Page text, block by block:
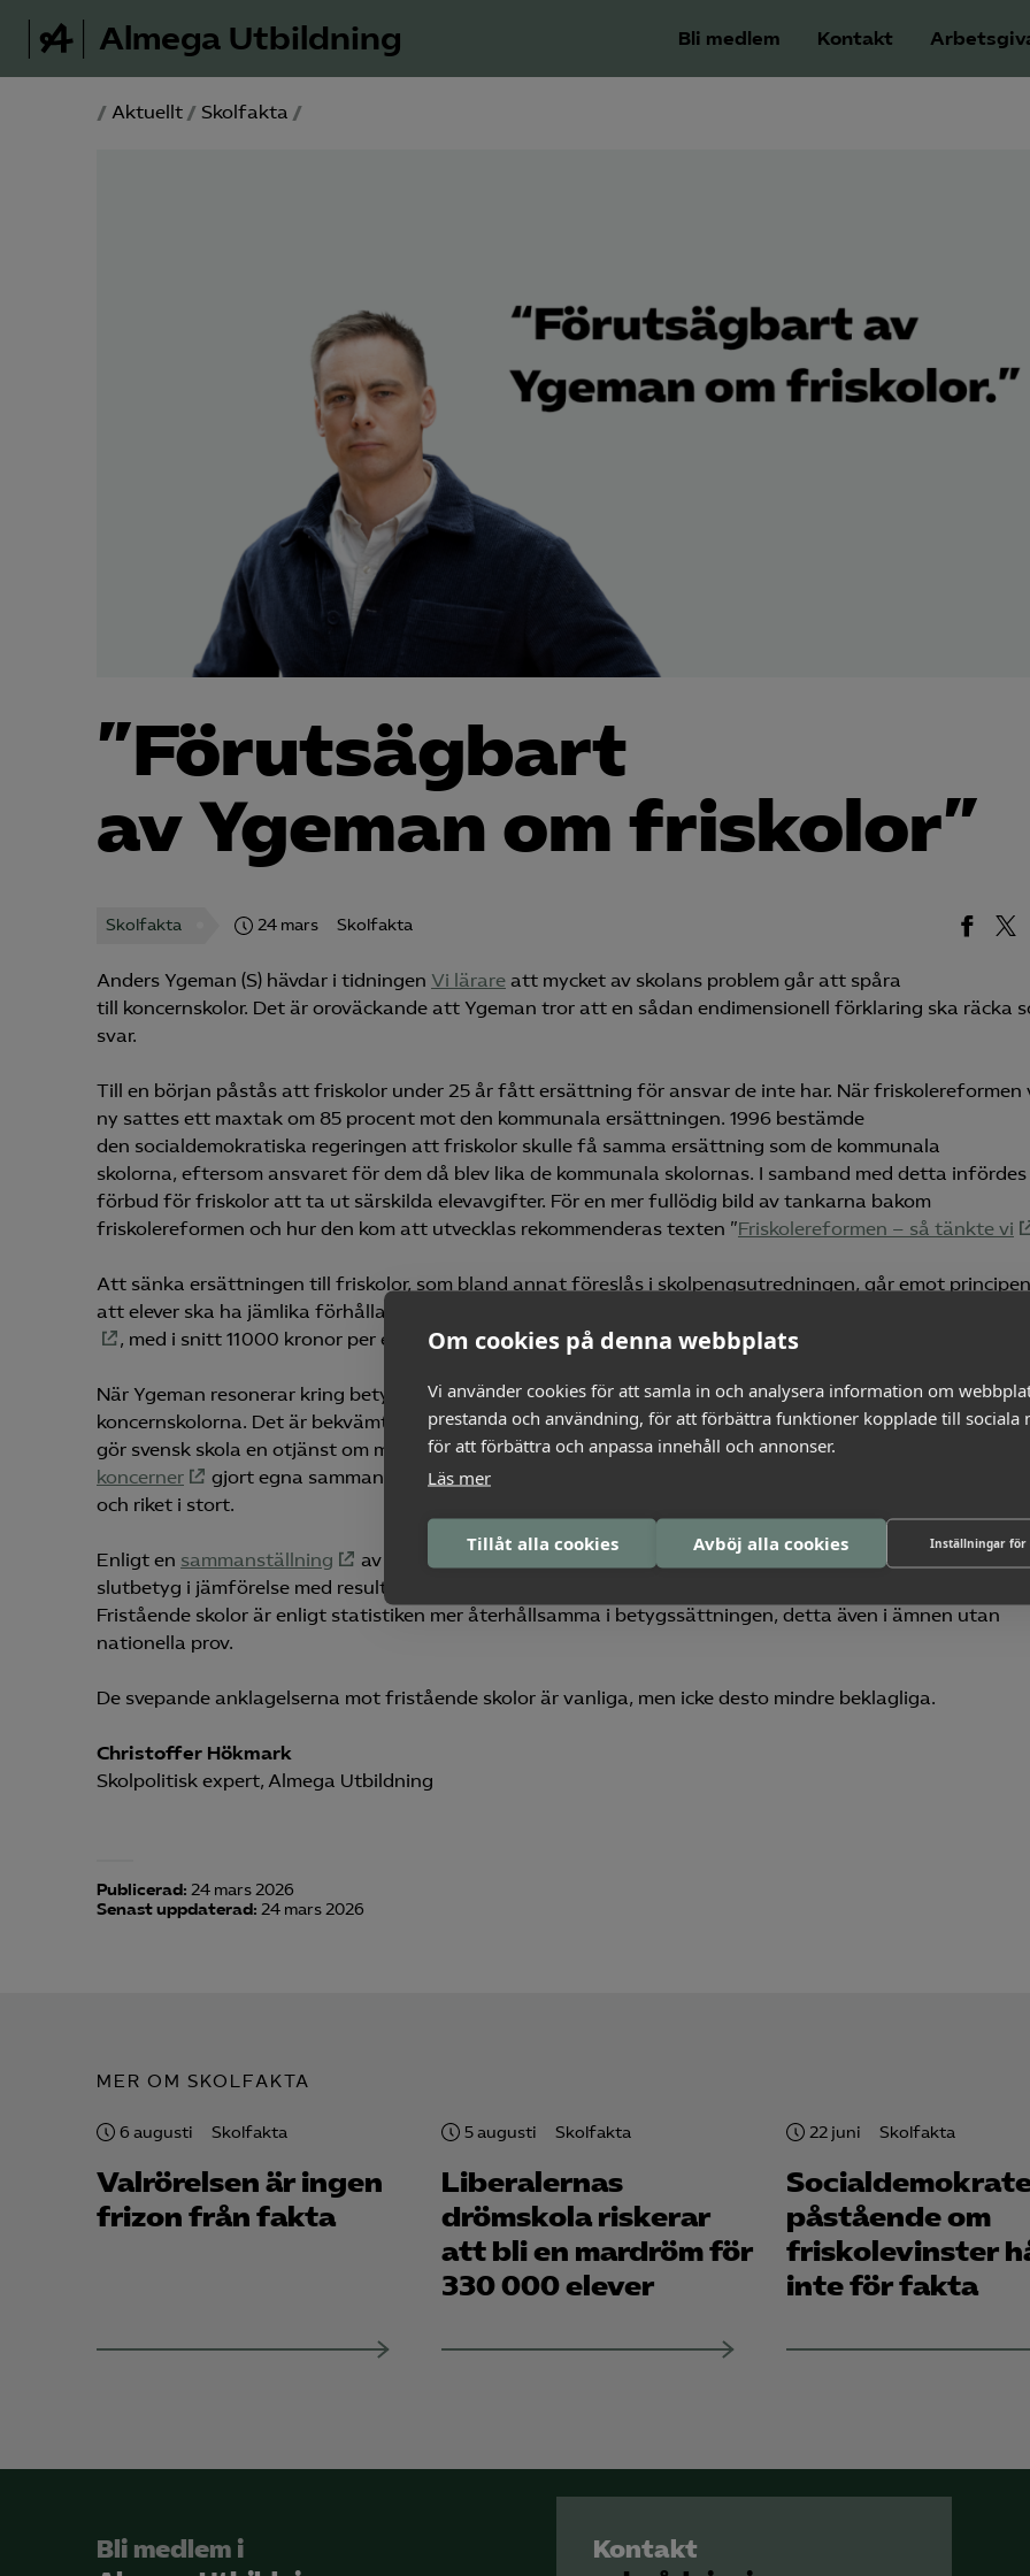
Om cookies på denna webbplats
Vi använder cookies för att samla in och analysera information om
prestanda och användning, för att förbättra funktioner kopplade till sociala
för att förbättra och anpassa innehåll och annonser.
Läs mer
Tillåt alla cookies Avböj alla cookies Inställningar för
Almega Utbildning Bli medlem Kontakt
/ Aktuellt / Skolfakta /
”Förutsägbart
av Ygeman om friskolor”
Skolfakta 24 mars Skolfakta
Anders Ygeman (S) hävdar i tidningen Vi lärare att mycket av skolans problem går att spåra
till koncernskolor. Det är oroväckande att Ygeman tror att en sådan endimensionell förklaring ska räcka
svar.
Till en början påstås att friskolor under 25 år fått ersättning för ansvar de inte har. När friskolereformen
ny sattes ett maxtak om 85 procent mot den kommunala ersättningen. 1996 bestämde
den socialdemokratiska regeringen att friskolor skulle få samma ersättning som de kommunala
skolorna, eftersom ansvaret för dem då blev lika de kommunala skolornas. I samband med detta infördes
förbud för friskolor att ta ut särskilda elevavgifter. För en mer fullödig bild av tankarna bakom
friskolereformen och hur den kom att utvecklas rekommenderas texten ”Friskolereformen – så tänkte vi
Att sänka ersättningen till friskolor, som bland annat föreslås i skolpengsutredningen, går emot
att elever ska ha jämlika förhållanden, oavsett i vilken skola de går. Redan nu är
, med i snitt 11 000 kronor per elev och år när hänsyn tas till socioekonomiska faktorer.
När Ygeman resonerar kring betygsinflation landar han i att den viktigaste åtgärden är att stoppa
koncernskolorna. Det är bekvämt att hänvisa allehanda problem med svensk skola i den riktningen. Men
gör svensk skola en otjänst om man avfärdar koncernskolor på det här viset. Dessutom har
koncerner
gjort egna sammanställningar som visar att de har snävare betygssättning än kommunala
och riket i stort.
Enligt en sammanställning
av statistik från Skolverket är det kommunala skolor som oftare sätter ett
slutbetyg i jämförelse med resultatet på nationella provet –
Fristående skolor är enligt statistiken mer återhållsamma i betygssättningen, detta även i ämnen utan
nationella prov.
De svepande anklagelserna mot fristående skolor är vanliga, men icke desto mindre beklagliga.
Christoffer Hökmark
Skolpolitisk expert, Almega Utbildning
Publicerad: 24 mars 2026
Senast uppdaterad: 24 mars 2026
MER OM SKOLFAKTA
6 augusti Skolfakta
Valrörelsen är ingen
frizon från fakta
5 augusti Skolfakta
Liberalernas
drömskola riskerar
att bli en mardröm för
330 000 elever
22 juni Skolfakta
påstående om
friskolevinster
inte för fakta
Bli medlem i
Kontakt